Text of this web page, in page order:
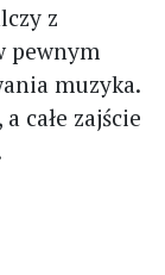
z
pewnym
muzyka.
całe zajście